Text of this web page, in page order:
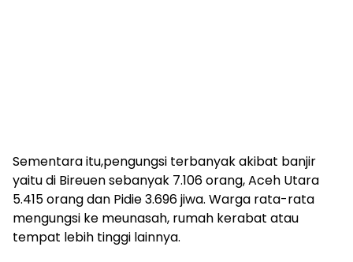
Sementara itu,pengungsi terbanyak akibat banjir
yaitu di Bireuen sebanyak 7.106 orang, Aceh Utara
5.415 orang dan Pidie 3.696 jiwa. Warga rata-rata
mengungsi ke meunasah, rumah kerabat atau
tempat lebih tinggi lainnya.